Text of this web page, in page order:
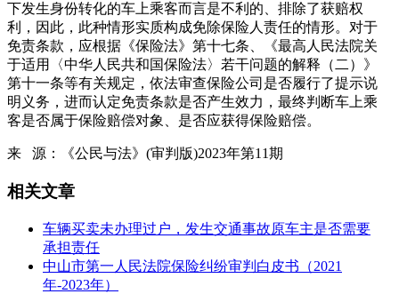
下发生身份转化的车上乘客而言是不利的、排除了获赔权
利，因此，此种情形实质构成免除保险人责任的情形。对于
免责条款，应根据《保险法》第十七条、《最高人民法院关
于适用〈中华人民共和国保险法〉若干问题的解释（二）》
第十一条等有关规定，依法审查保险公司是否履行了提示说
明义务，进而认定免责条款是否产生效力，最终判断车上乘
客是否属于保险赔偿对象、是否应获得保险赔偿。
来 源：《公民与法》(审判版)2023年第11期
相关文章
车辆买卖未办理过户，发生交通事故原车主是否需要
承担责任
中山市第一人民法院保险纠纷审判白皮书（2021
年-2023年）